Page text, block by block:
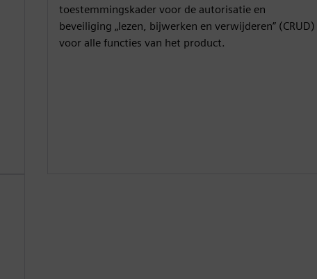
toestemmingskader voor de autorisatie en
beveiliging „lezen, bijwerken en verwijderen” (CRUD)
voor alle functies van het product.